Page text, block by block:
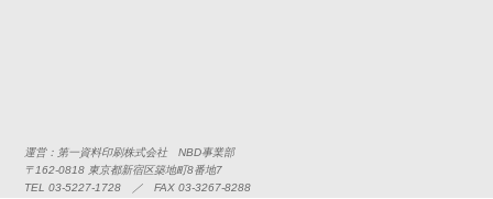
運営：第一資料印刷株式会社 NBD事業部
〒162-0818 東京都新宿区築地町8番地7
TEL 03-5227-1728 ／ FAX 03-3267-8288